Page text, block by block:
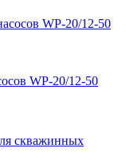
WP-20/12-50